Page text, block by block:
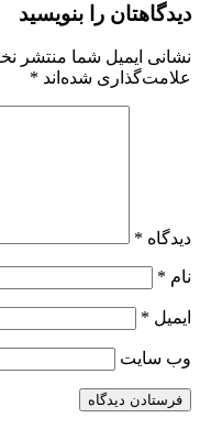
دیدگاهتان را بنویسید
نشانی ایمیل شما منتشر
علامت‌گذاری شده‌اند *
دیدگاه *
نام *
ایمیل *
وب‌ سایت